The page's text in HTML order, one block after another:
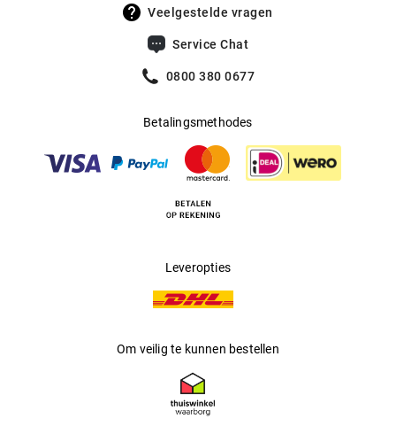
Veelgestelde vragen
Service Chat
0800 380 0677
Betalingsmethodes
Leveropties
Om veilig te kunnen bestellen